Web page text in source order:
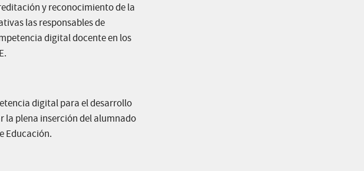
y reconocimiento de la
las responsables de
digital docente en los
digital para el desarrollo
la plena inserción del alumnado
Educación.